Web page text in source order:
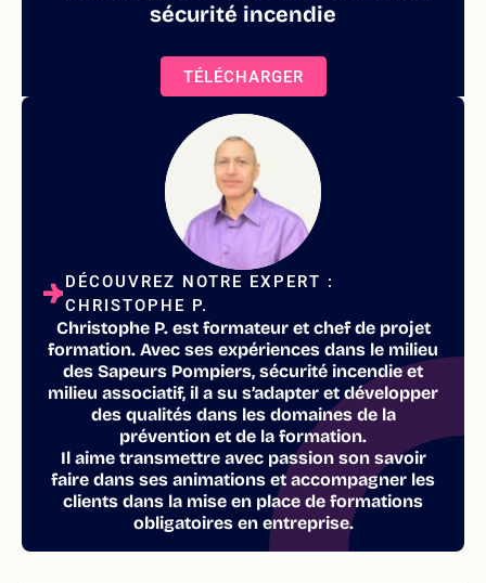
sécurité incendie
TÉLÉCHARGER
DÉCOUVREZ NOTRE EXPERT :
CHRISTOPHE P.
Christophe P. est formateur et chef de projet
formation. Avec ses expériences dans le milieu
des Sapeurs Pompiers, sécurité incendie et
milieu associatif, il a su s’adapter et développer
des qualités dans les domaines de la
prévention et de la formation.
Il aime transmettre avec passion son savoir
faire dans ses animations et accompagner les
clients dans la mise en place de formations
obligatoires en entreprise.